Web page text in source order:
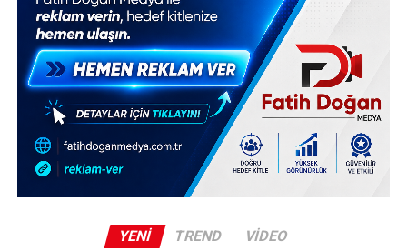
YENI TREND VIDEO